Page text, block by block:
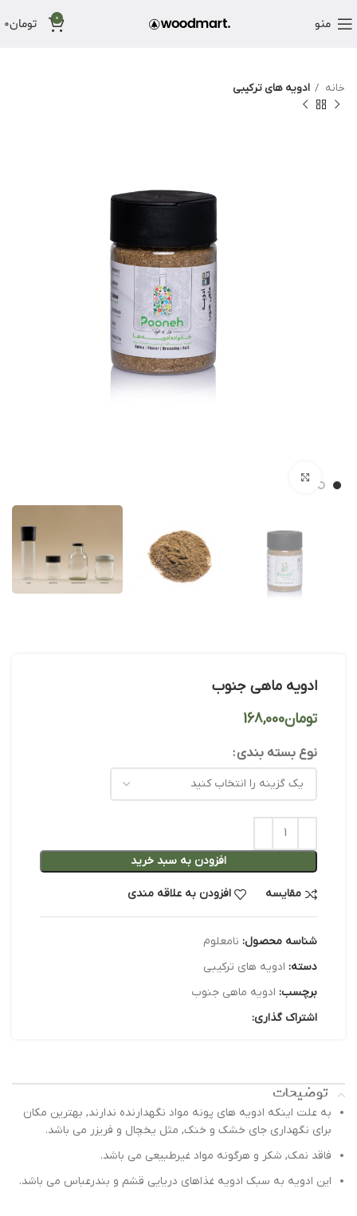
منو 0 تومان0
خانه ادویه های ترکیبی
ادویه ماهی جنوب
تومان
نوع بسته بندی
افزودن به سبد خرید
مقایسه افزودن به علاقه مندی
شناسه محصول: نامعلوم
دسته: ادویه های ترکیبی
برچسب: ادویه ماهی جنوب
اشتراک گذاری:
توضیحات
به علت اینکه ادویه های پونه مواد نگهدارنده ندارند, بهترین مکان
برای نگهداری جای خشک و خنک, مثل یخچال و فریزر می باشد.
فاقد نمک, شکر و هرگونه مواد غیرطبیعی می باشد.
این ادویه به سبک ادویه غذاهای دریایی قشم و بندرعباس می باشد.